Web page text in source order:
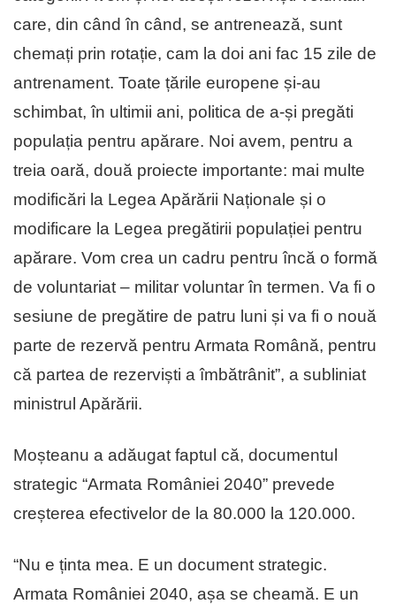
care, din când în când, se antrenează, sunt
chemați prin rotație, cam la doi ani fac 15 zile de
antrenament. Toate țările europene și-au
schimbat, în ultimii ani, politica de a-și pregăti
populația pentru apărare. Noi avem, pentru a
treia oară, două proiecte importante: mai multe
modificări la Legea Apărării Naționale și o
modificare la Legea pregătirii populației pentru
apărare. Vom crea un cadru pentru încă o formă
de voluntariat – militar voluntar în termen. Va fi o
sesiune de pregătire de patru luni și va fi o nouă
parte de rezervă pentru Armata Română, pentru
că partea de rezerviști a îmbătrânit”, a subliniat
ministrul Apărării.
Moșteanu a adăugat faptul că, documentul
strategic “Armata României 2040” prevede
creșterea efectivelor de la 80.000 la 120.000.
“Nu e ținta mea. E un document strategic.
Armata României 2040, așa se cheamă. E un